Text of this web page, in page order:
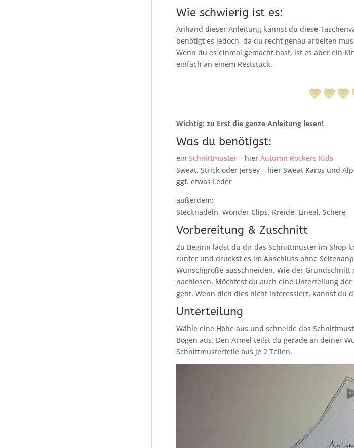
Wie schwierig ist es:
Anhand dieser Anleitung kannst du diese
benötigt es jedoch, da du recht genau arbeiten
Wenn du es einmal gemacht hast, ist es aber ein
einfach an einem Reststück.
Wichtig: zu Erst die ganze Anleitung lesen!
Was du benötigst:
einSchnittmuster– hierAutumn Rockers Kids
Sweat, Strick oder Jersey – hier Sweat Karos und
ggf. etwas Leder
außerdem:
Stecknadeln, Wonder Clips, Kreide, Lineal, Schere
Vorbereitung & Zuschnitt
Zu Beginn lädst du dir das Schnittmuster im Shop
runter und druckst es im Anschluss ohne
Wunschgröße ausschneiden. Wie der
nachlesen. Möchtest du auch eine Unterteilung
geht. Wenn dich dies nicht interessiert, kannst du
Unterteilung
Wähle eine Höhe aus und schneide das
Bogen aus. Den Ärmel teilst du gerade an deiner
Schnittmusterteile aus je 2 Teilen.